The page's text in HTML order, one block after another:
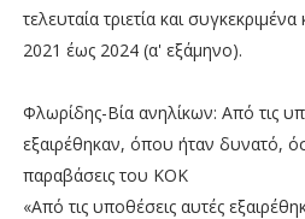
τελευταία τριετία και
2021 έως 2024 (α' εξάμηνο).
Φλωρίδης-Βία ανηλίκων: Από τις
εξαιρέθηκαν, όπου ήταν δυνατό,
παραβάσεις του ΚΟΚ
«Από τις υποθέσεις αυτές